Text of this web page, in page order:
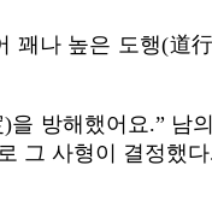
꽤나 높은 도행(道
방해했어요.” 남
그 사형이 결정했